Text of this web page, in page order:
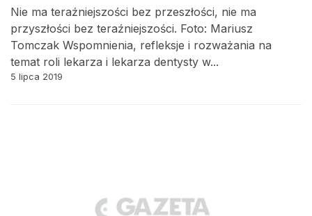
Nie ma teraźniejszości bez przeszłości, nie ma
przyszłości bez teraźniejszości. Foto: Mariusz
Tomczak Wspomnienia, refleksje i rozważania na
temat roli lekarza i lekarza dentysty w...
5 lipca 2019